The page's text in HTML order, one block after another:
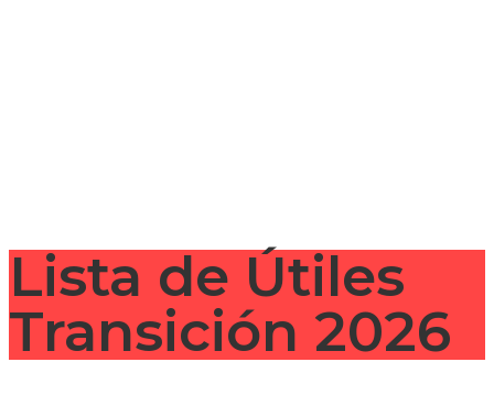
Lista de Útiles
Transición 2026